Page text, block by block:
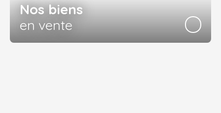
Nos biens
en vente